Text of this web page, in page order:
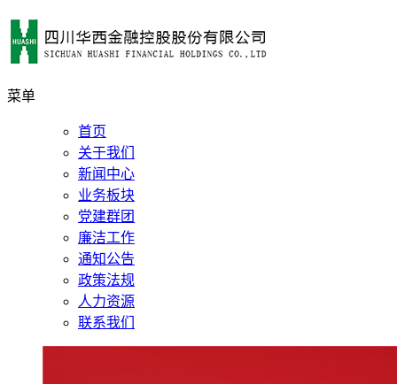
菜单
首页
关于我们
新闻中心
业务板块
党建群团
廉洁工作
通知公告
政策法规
人力资源
联系我们